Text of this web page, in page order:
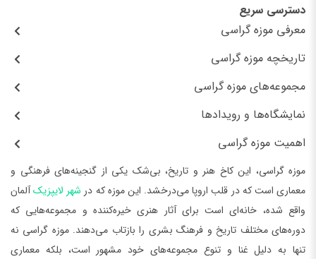
دسترسی سریع
معرفی موزه گراسی
تاریخچه موزه گراسی
مجموعه‌های موزه گراسی
نمایشگاه‌ها و رویدادها
اهمیت موزه گراسی
موزه گراسی، این کاخ هنر و تاریخ، بی‌شک یکی از گنجینه‌های فرهنگی و
معماری است که در قلب اروپا می‌درخشد. این موزه که در شهر لایپزیکآلمان
واقع شده، خانه‌ای است برای آثار هنری خیره‌کننده و مجموعه‌‌هایی که
دوره‌های مختلف تاریخ و فرهنگ بشری را بازتاب می‌دهند. موزه گراسی نه
تنها به دلیل غنا و تنوع مجموعه‌های خود مشهور است، بلکه معماری